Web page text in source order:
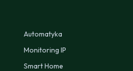
Automatyka
Monitoring IP
Smart Home